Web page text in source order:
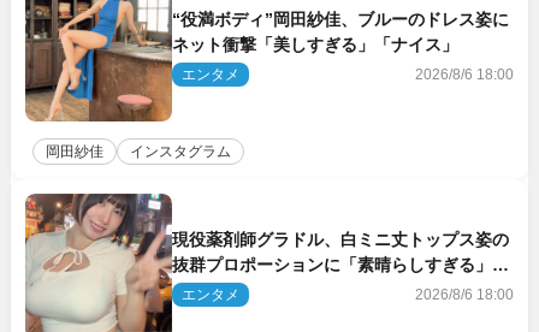
“役満ボディ”岡田紗佳、ブルーのドレス姿に
ネット衝撃「美しすぎる」「ナイス」
エンタメ 2026/8/6 18:00
岡田紗佳 インスタグラム
現役薬剤師グラドル、白ミニ丈トップス姿の
抜群プロポーションに「素晴らしすぎる」
「すっっっご！」とネット絶賛
エンタメ 2026/8/6 18:00